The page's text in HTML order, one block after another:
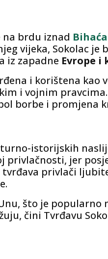
na brdu iznad Bihaća
vijeka, Sokolac je
iz zapadne Evrope i
i korištena kao
i vojnim
borbe i promjena
istorijskih
privlačnosti, jer
privlači
što je
čini Tvrđavu